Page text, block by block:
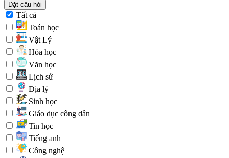
Đặt câu hỏi
Tất cả
Toán học
Vật Lý
Hóa học
Văn học
Lịch sử
Địa lý
Sinh học
Giáo dục công dân
Tin học
Tiếng anh
Công nghệ